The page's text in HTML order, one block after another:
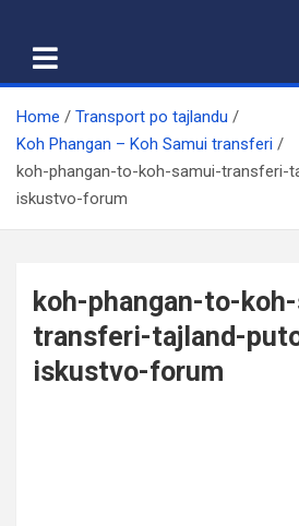
content
Home
Transport po tajlandu
Koh Phangan – Koh Samui transferi
koh-phangan-to-koh-samui-transferi-
iskustvo-forum
koh-phangan-to-
transferi-tajland-
iskustvo-forum